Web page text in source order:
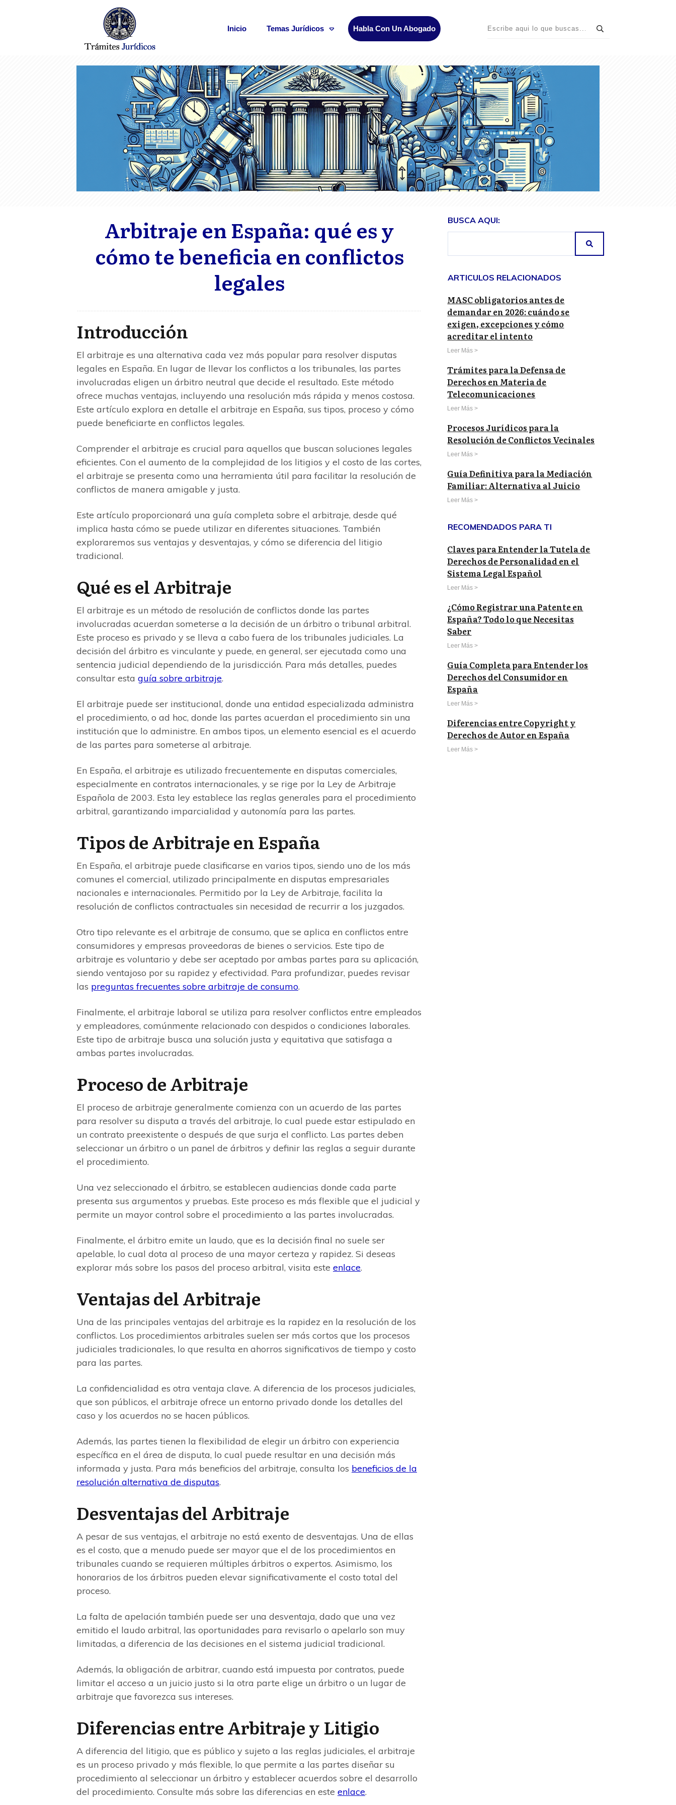
Inicio Temas Jurídicos Habla Con Un Abogado
Arbitraje en España: qué es y
cómo te beneficia en conflictos
legales
Introducción
El arbitraje es una alternativa cada vez más popular para resolver disputas
legales en España. En lugar de llevar los conflictos a los tribunales, las partes
involucradas eligen un árbitro neutral que decide el resultado. Este método
ofrece muchas ventajas, incluyendo una resolución más rápida y menos costosa.
Este artículo explora en detalle el arbitraje en España, sus tipos, proceso y cómo
puede beneficiarte en conflictos legales.
Comprender el arbitraje es crucial para aquellos que buscan soluciones legales
eficientes. Con el aumento de la complejidad de los litigios y el costo de las cortes,
el arbitraje se presenta como una herramienta útil para facilitar la resolución de
conflictos de manera amigable y justa.
Este artículo proporcionará una guía completa sobre el arbitraje, desde qué
implica hasta cómo se puede utilizar en diferentes situaciones. También
exploraremos sus ventajas y desventajas, y cómo se diferencia del litigio
tradicional.
Qué es el Arbitraje
El arbitraje es un método de resolución de conflictos donde las partes
involucradas acuerdan someterse a la decisión de un árbitro o tribunal arbitral.
Este proceso es privado y se lleva a cabo fuera de los tribunales judiciales. La
decisión del árbitro es vinculante y puede, en general, ser ejecutada como una
sentencia judicial dependiendo de la jurisdicción. Para más detalles, puedes
consultar esta guía sobre arbitraje.
El arbitraje puede ser institucional, donde una entidad especializada administra
el procedimiento, o ad hoc, donde las partes acuerdan el procedimiento sin una
institución que lo administre. En ambos tipos, un elemento esencial es el acuerdo
de las partes para someterse al arbitraje.
En España, el arbitraje es utilizado frecuentemente en disputas comerciales,
especialmente en contratos internacionales, y se rige por la Ley de Arbitraje
Española de 2003. Esta ley establece las reglas generales para el procedimiento
arbitral, garantizando imparcialidad y autonomía para las partes.
Tipos de Arbitraje en España
En España, el arbitraje puede clasificarse en varios tipos, siendo uno de los más
comunes el comercial, utilizado principalmente en disputas empresariales
nacionales e internacionales. Permitido por la Ley de Arbitraje, facilita la
resolución de conflictos contractuales sin necesidad de recurrir a los juzgados.
Otro tipo relevante es el arbitraje de consumo, que se aplica en conflictos entre
consumidores y empresas proveedoras de bienes o servicios. Este tipo de
arbitraje es voluntario y debe ser aceptado por ambas partes para su aplicación,
siendo ventajoso por su rapidez y efectividad. Para profundizar, puedes revisar
las preguntas frecuentes sobre arbitraje de consumo.
Finalmente, el arbitraje laboral se utiliza para resolver conflictos entre empleados
y empleadores, comúnmente relacionado con despidos o condiciones laborales.
Este tipo de arbitraje busca una solución justa y equitativa que satisfaga a
ambas partes involucradas.
Proceso de Arbitraje
El proceso de arbitraje generalmente comienza con un acuerdo de las partes
para resolver su disputa a través del arbitraje, lo cual puede estar estipulado en
un contrato preexistente o después de que surja el conflicto. Las partes deben
seleccionar un árbitro o un panel de árbitros y definir las reglas a seguir durante
el procedimiento.
Una vez seleccionado el árbitro, se establecen audiencias donde cada parte
presenta sus argumentos y pruebas. Este proceso es más flexible que el judicial y
permite un mayor control sobre el procedimiento a las partes involucradas.
Finalmente, el árbitro emite un laudo, que es la decisión final no suele ser
apelable, lo cual dota al proceso de una mayor certeza y rapidez. Si deseas
explorar más sobre los pasos del proceso arbitral, visita este enlace.
Ventajas del Arbitraje
Una de las principales ventajas del arbitraje es la rapidez en la resolución de los
conflictos. Los procedimientos arbitrales suelen ser más cortos que los procesos
judiciales tradicionales, lo que resulta en ahorros significativos de tiempo y costo
para las partes.
La confidencialidad es otra ventaja clave. A diferencia de los procesos judiciales,
que son públicos, el arbitraje ofrece un entorno privado donde los detalles del
caso y los acuerdos no se hacen públicos.
Además, las partes tienen la flexibilidad de elegir un árbitro con experiencia
específica en el área de disputa, lo cual puede resultar en una decisión más
informada y justa. Para más beneficios del arbitraje, consulta los beneficios de la
resolución alternativa de disputas.
Desventajas del Arbitraje
A pesar de sus ventajas, el arbitraje no está exento de desventajas. Una de ellas
es el costo, que a menudo puede ser mayor que el de los procedimientos en
tribunales cuando se requieren múltiples árbitros o expertos. Asimismo, los
honorarios de los árbitros pueden elevar significativamente el costo total del
proceso.
La falta de apelación también puede ser una desventaja, dado que una vez
emitido el laudo arbitral, las oportunidades para revisarlo o apelarlo son muy
limitadas, a diferencia de las decisiones en el sistema judicial tradicional.
Además, la obligación de arbitrar, cuando está impuesta por contratos, puede
limitar el acceso a un juicio justo si la otra parte elige un árbitro o un lugar de
arbitraje que favorezca sus intereses.
Diferencias entre Arbitraje y Litigio
A diferencia del litigio, que es público y sujeto a las reglas judiciales, el arbitraje
es un proceso privado y más flexible, lo que permite a las partes diseñar su
procedimiento al seleccionar un árbitro y establecer acuerdos sobre el desarrollo
del procedimiento. Consulte más sobre las diferencias en este enlace.
BUSCA AQUI:
ARTICULOS RELACIONADOS
MASC obligatorios antes de
demandar en 2026: cuándo se
exigen, excepciones y cómo
acreditar el intento
Leer Más >
Trámites para la Defensa de
Derechos en Materia de
Telecomunicaciones
Leer Más >
Procesos Jurídicos para la
Resolución de Conflictos Vecinales
Leer Más >
Guía Definitiva para la Mediación
Familiar: Alternativa al Juicio
Leer Más >
RECOMENDADOS PARA TI
Claves para Entender la Tutela de
Derechos de Personalidad en el
Sistema Legal Español
Leer Más >
¿Cómo Registrar una Patente en
España? Todo lo que Necesitas
Saber
Leer Más >
Guía Completa para Entender los
Derechos del Consumidor en
España
Leer Más >
Diferencias entre Copyright y
Derechos de Autor en España
Leer Más >